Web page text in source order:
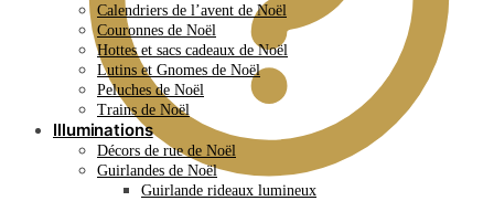
Calendriers de l’avent de Noël
Couronnes de Noël
Hottes et sacs cadeaux de Noël
Lutins et Gnomes de Noël
Peluches de Noël
Trains de Noël
Illuminations
Décors de rue de Noël
Guirlandes de Noël
Guirlande rideaux lumineux